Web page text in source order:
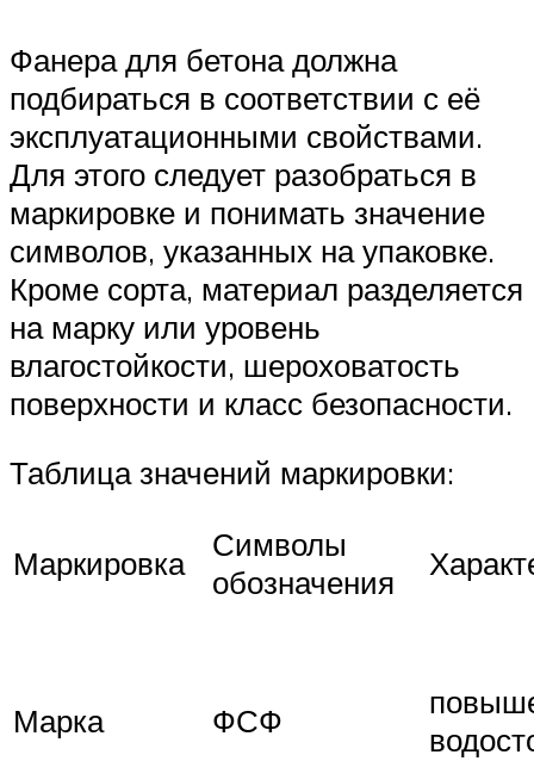
Фанера для бетона должна
подбираться в соответствии с её
эксплуатационными свойствами.
Для этого следует разобраться в
маркировке и понимать значение
символов, указанных на упаковке.
Кроме сорта, материал разделяется
на марку или уровень
влагостойкости, шероховатость
поверхности и класс безопасности.
Таблица значений маркировки:
Маркировка
Символы
обозначения
Марка ФСФ